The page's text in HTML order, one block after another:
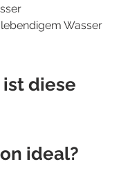
Wasser
ist diese
ideal?